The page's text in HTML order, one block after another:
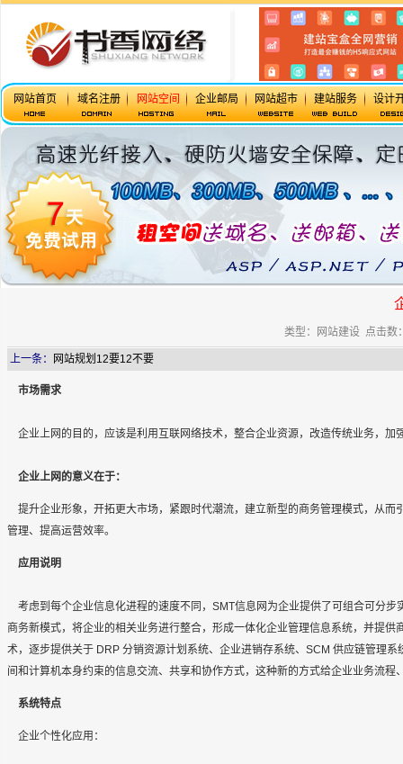
网站首页 域名注册 网站空间 企业邮局 网站超市 建站服务 设计
类型：网站建设 点击
上一条： 网站规划12要12不要
市场需求
企业上网的目的，应该是利用互联网络技术，整合企业资源，改造传统业务
企业上网的意义在于：
提升企业形象，开拓更大市场，紧跟时代潮流，建立新型的商务管理模式，从
管理、提高运营效率。
应用说明
考虑到每个企业信息化进程的速度不同，SMT信息网为企业提供了可组合可分
商务新模式，将企业的相关业务进行整合，形成一体化企业管理信息系统，并提
术，逐步提供关于 DRP 分销资源计划系统、企业进销存系统、SCM 供应链管理
间和计算机本身约束的信息交流、共享和协作方式，这种新的方式给企业业务流
系统特点
企业个性化应用：